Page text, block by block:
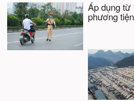
Áp dụng từ
phương